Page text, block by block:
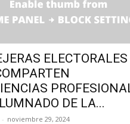
DE LA...
- noviembre 29, 2024